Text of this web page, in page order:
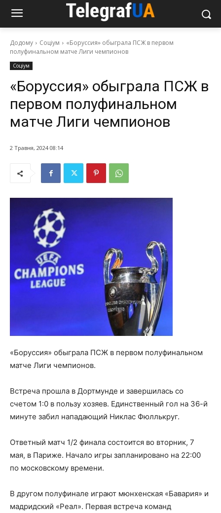
Додому Соціум
«Боруссия» обыграла ПСЖ в первом
полуфинальном матче Лиги чемпионов
Соціум
«Боруссия» обыграла ПСЖ в
первом полуфинальном
матче Лиги чемпионов
2 Травня, 2024 08:14
«Боруссия» обыграла ПСЖ в первом полуфинальном
матче Лиги чемпионов.
Встреча прошла в Дортмунде и завершилась со
счетом 1:0 в пользу хозяев. Единственный гол на 36-й
минуте забил нападающий Никлас Фюллькруг.
Ответный матч 1/2 финала состоится во вторник, 7
мая, в Париже. Начало игры запланировано на 22:00
по московскому времени.
В другом полуфинале играют мюнхенская «Бавария» и
мадридский «Реал». Первая встреча команд